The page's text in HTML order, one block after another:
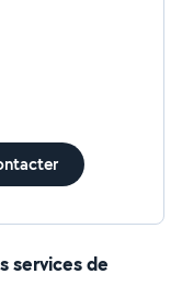
services de